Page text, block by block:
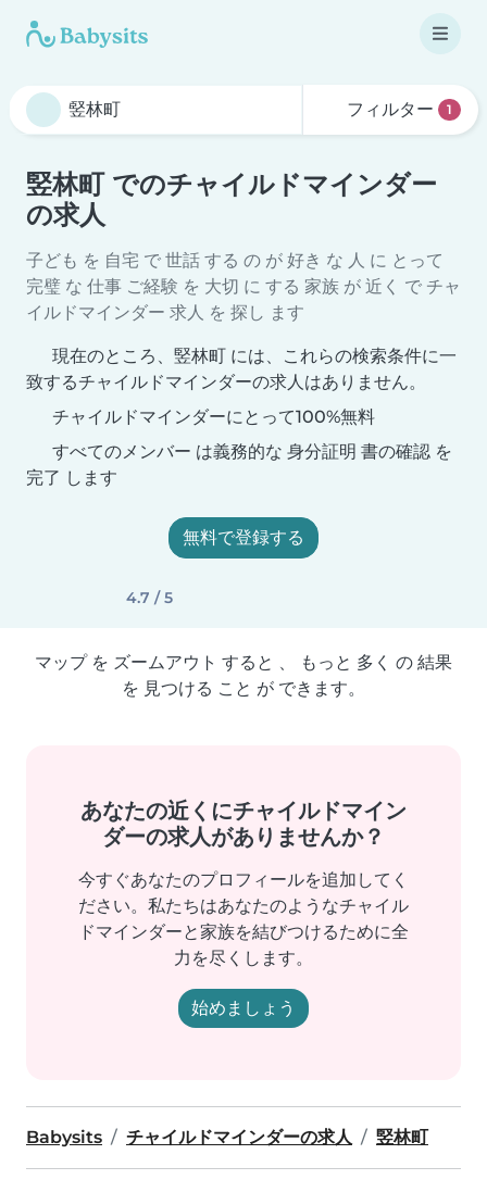
フィルター 1
竪林町 でのチャイルドマインダー
の求人
子ども を 自宅 で 世話 する の が 好き な 人 に とって
完璧 な 仕事 ご経験 を 大切 に する 家族 が 近く で チャ
イルドマインダー 求人 を 探し ます
現在のところ、竪林町 には、これらの検索条件に一
致するチャイルドマインダーの求人はありません。
チャイルドマインダーにとって100%無料
すべてのメンバー は義務的な 身分証明 書の確認 を
完了 します
無料で登録する
4.7 / 5
マップ を ズームアウト すると 、 もっと 多く の 結果
を 見つける こと が できます。
あなたの近くにチャイルドマイン
ダーの求人がありませんか？
今すぐあなたのプロフィールを追加してく
ださい。私たちはあなたのようなチャイル
ドマインダーと家族を結びつけるために全
力を尽くします。
始めましょう
Babysits チャイルドマインダーの求人 竪林町